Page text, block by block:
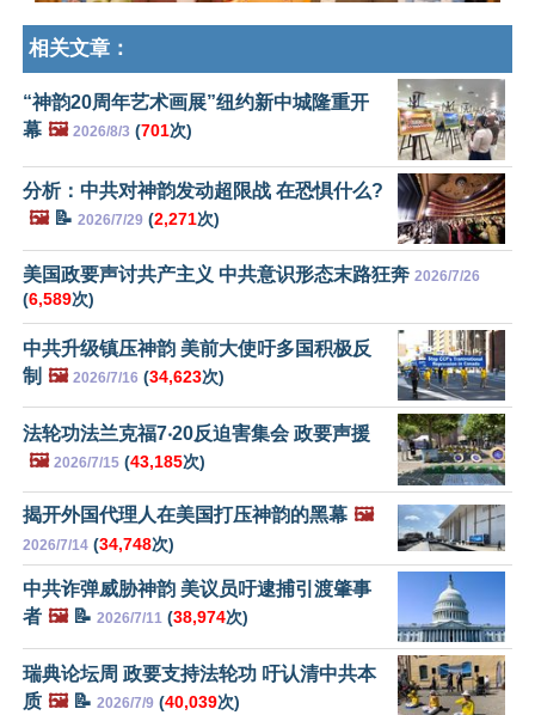
相关文章：
“神韵20周年艺术画展”纽约新中城隆重开
幕 🖼️ 2026/8/3 (701次)
分析：中共对神韵发动超限战 在恐惧什么?
🖼️📝 2026/7/29 (2,271次)
美国政要声讨共产主义 中共意识形态末路狂奔 2026/7/26
(6,589次)
中共升级镇压神韵 美前大使吁多国积极反
制 🖼️ 2026/7/16 (34,623次)
法轮功法兰克福7‧20反迫害集会 政要声援
🖼️ 2026/7/15 (43,185次)
揭开外国代理人在美国打压神韵的黑幕 🖼️
2026/7/14 (34,748次)
中共诈弹威胁神韵 美议员吁逮捕引渡肇事
者 🖼️📝 2026/7/11 (38,974次)
瑞典论坛周 政要支持法轮功 吁认清中共本
质 🖼️📝 2026/7/9 (40,039次)